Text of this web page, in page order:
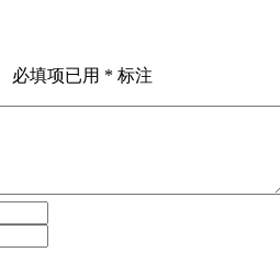
必填项已用 * 标注